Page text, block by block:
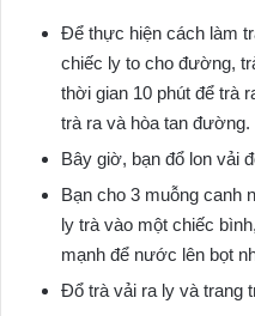
Để thực hiện cách làm
chiếc ly to cho đường,
thời gian 10 phút để trà
trà ra và hòa tan đường.
Bây giờ, bạn đổ lon vải
Bạn cho 3 muỗng canh
ly trà vào một chiếc
mạnh để nước lên bọt
Đổ trà vải ra ly và trang